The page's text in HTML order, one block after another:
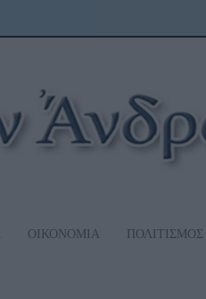
ΟΙΚΟΝΟΜΙΑ ΠΟΛΙΤΙΣΜΟΣ